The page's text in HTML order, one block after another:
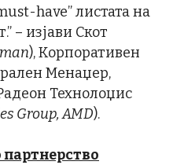
have” листата на
– изјави Скот
), Корпоративен
Менаџер,
Технолоџис
Group, AMD).